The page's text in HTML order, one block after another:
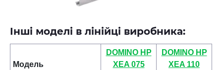
Інші моделі в лінійці виробника:
Модель
DOMINO HP
XEA 075
DOMINO HP
XEA 110